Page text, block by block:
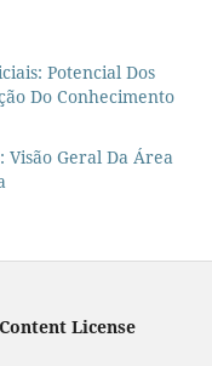
Potencial Dos
Do Conhecimento
Visão Geral Da Área
License